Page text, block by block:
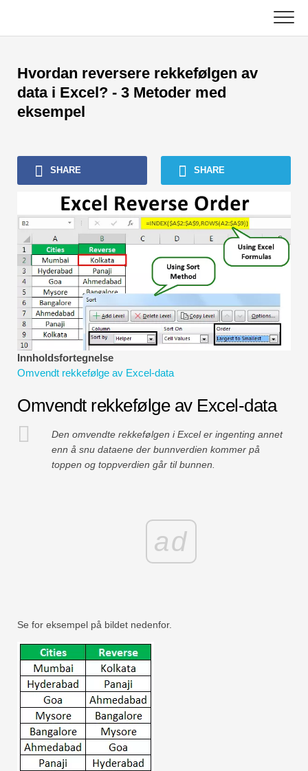
content
Regnskapsopplæring
Opplæring i kapitalforvaltning
Excel, VBA og Power BI
Investment Banking Tutorials
Topp bøker
Finans karriereveiledninger
Ressurser for økonomisertifisering
Økonomiske modelleringsveiledninger
Fullstendig format
Risikostyringsveiledninger
Hvordan reversere rekkefølgen av
data i Excel? - 3 Metoder med
eksempel
SHARE SHARE
Innholdsfortegnelse
Omvendt rekkefølge av Excel-data
Omvendt rekkefølge av Excel-data
Den omvendte rekkefølgen i Excel er ingenting annet
enn å snu dataene der bunnverdien kommer på
toppen og toppverdien går til bunnen.
ad
Se for eksempel på bildet nedenfor.